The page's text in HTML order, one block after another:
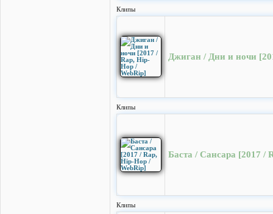
Клипы
Джиган / Дни и ночи
Клипы
Баста / Сансара [2017 /
Клипы